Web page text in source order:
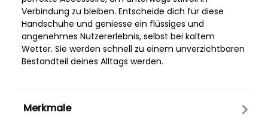
Verbindung zu bleiben. Entscheide dich für diese
Handschuhe und geniesse ein flüssiges und
angenehmes Nutzererlebnis, selbst bei kaltem
Wetter. Sie werden schnell zu einem unverzichtbaren
Bestandteil deines Alltags werden.
Merkmale